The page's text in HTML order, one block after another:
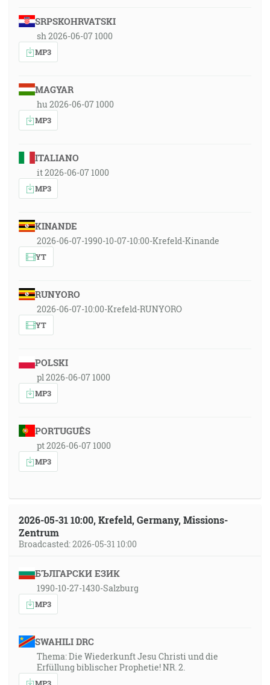
SRPSKOHRVATSKI
sh 2026-06-07 1000
MP3
MAGYAR
hu 2026-06-07 1000
MP3
ITALIANO
it 2026-06-07 1000
MP3
KINANDE
2026-06-07-1990-10-07-10:00-Krefeld-Kinande
YT
RUNYORO
2026-06-07-10:00-Krefeld-RUNYORO
YT
POLSKI
pl 2026-06-07 1000
MP3
PORTUGUÊS
pt 2026-06-07 1000
MP3
2026-05-31 10:00, Krefeld, Germany, Missions-
Zentrum
Broadcasted: 2026-05-31 10:00
БЪЛГАРСКИ ЕЗИК
1990-10-27-1430-Salzburg
MP3
SWAHILI DRC
Thema: Die Wiederkunft Jesu Christi und die
Erfüllung biblischer Prophetie! NR. 2.